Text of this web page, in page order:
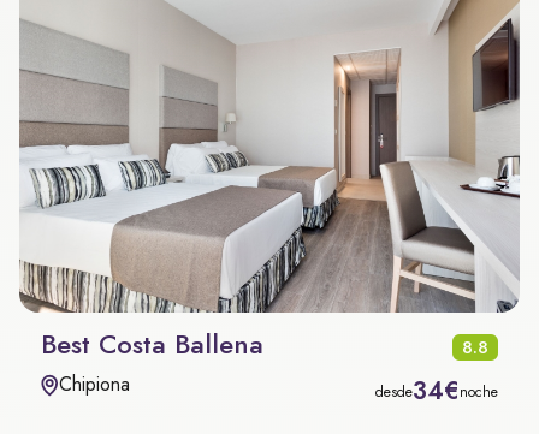
Best Costa Ballena 8.8
Chipiona desde34€noche